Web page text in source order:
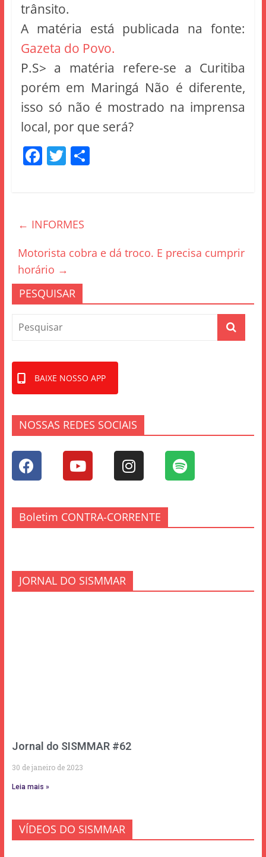
trânsito.
A matéria está publicada na fonte:
Gazeta do Povo.
P.S> a matéria refere-se a Curitiba
porém em Maringá Não é diferente,
isso só não é mostrado na imprensa
local, por que será?
F
b
o
o
k
T S
← INFORMES
Motorista cobra e dá troco. E precisa cumprir
horário →
PESQUISAR
BAIXE NOSSO APP
NOSSAS REDES SOCIAIS
Boletim CONTRA-CORRENTE
JORNAL DO SISMMAR
Jornal do SISMMAR #62
30 de janeiro de 2023
Leia mais »
VÍDEOS DO SISMMAR